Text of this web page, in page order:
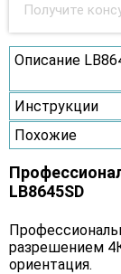
Получите
Описание
Инструкции
Похожие
LB8645SD
разрешением
ориентация.